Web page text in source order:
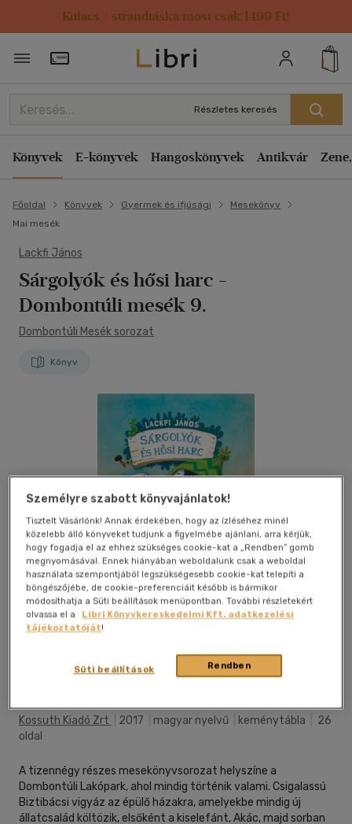
Kulacs / strandtáska most csak 1499 Ft!
Törzsvásárlói Kártya adatai
Részletes keresés
Könyvek E-könyvek Hangoskönyvek Antikvár
Főoldal Könyvek Gyermek és ifjúsági
Mesekönyv
Mai mesék
Lackfi János
Sárgolyók és hősi harc -
Dombontúli mesék 9.
Dombontúli Mesék sorozat
Könyv
Kívánságlistához adom
Kossuth Kiadó Zrt 2017 magyar nyelvű keménytábla
26
oldal
A tizennégy részes mesekönyvsorozat helyszíne a
Dombontúli Lakópark, ahol mindig történik valami. Csigalassú
Biztibácsi vigyáz az épülő házakra, amelyekbe mindig új
állatcsalád költözik, elsőként a kiselefánt, Akác, majd sorban
Személyre szabott könyvajánlatok!
Tisztelt Vásárlónk! Annak érdekében, hogy az ízléséhez minél
közelebb álló könyveket tudjunk a figyelmébe ajánlani, arra kérjük,
hogy fogadja el az ehhez szükséges cookie-kat a „Rendben” gomb
megnyomásával. Ennek hiányában weboldalunk csak a weboldal
használata szempontjából legszükségesebb cookie-kat telepíti a
böngészőjébe, de cookie-preferenciáit később is bármikor
módosíthatja a Süti beállítások menüpontban. További részletekért
olvassa el a
Libri Könyvkereskedelmi Kft. adatkezelési
tájékoztatóját!
Rendben
Süti beállítások